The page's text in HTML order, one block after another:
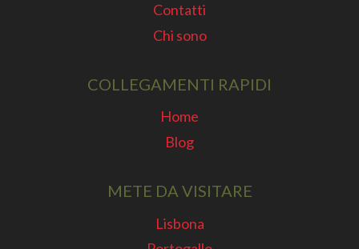
Contatti
Chi sono
COLLEGAMENTI RAPIDI
Home
Blog
METE DA VISITARE
Lisbona